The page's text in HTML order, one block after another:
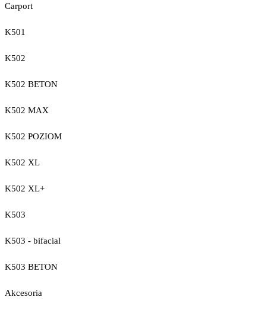
Carport
K501
K502
K502 BETON
K502 MAX
K502 POZIOM
K502 XL
K502 XL+
K503
K503 - bifacial
K503 BETON
Akcesoria